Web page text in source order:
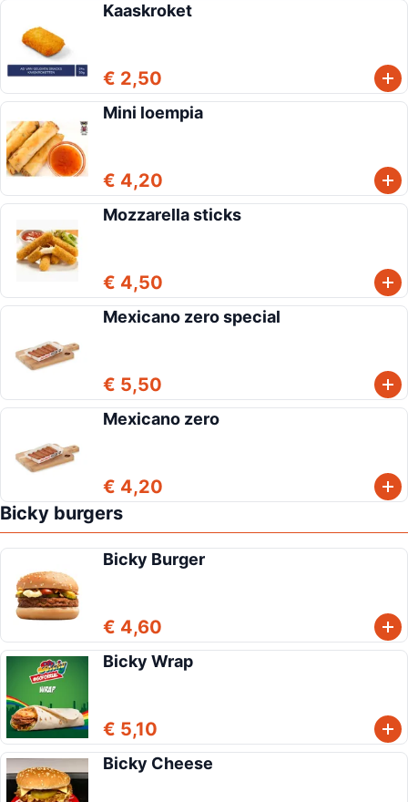
Kaaskroket
€ 2,50
Mini loempia
€ 4,20
Mozzarella sticks
€ 4,50
Mexicano zero special
€ 5,50
Mexicano zero
€ 4,20
Bicky burgers
Bicky Burger
€ 4,60
Bicky Wrap
€ 5,10
Bicky Cheese